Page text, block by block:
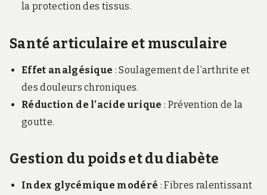
la protection des tissus.
Santé articulaire et musculaire
Effet analgésique : Soulagement de l’arthrite et
des douleurs chroniques.
Réduction de l’acide urique : Prévention de la
goutte.
Gestion du poids et du diabète
Index glycémique modéré : Fibres ralentissant